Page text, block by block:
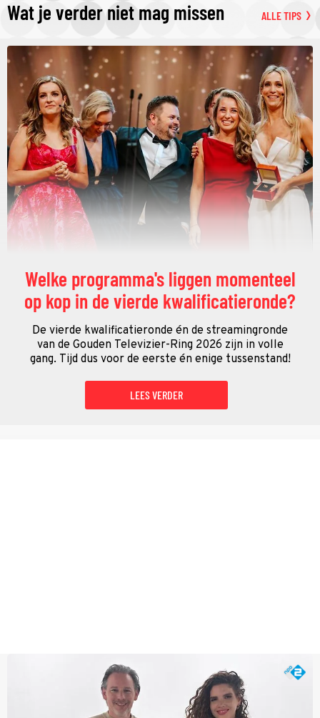
Wat je verder niet mag missen ALLE TIPS
Welke programma's liggen momenteel
op kop in de vierde kwalificatieronde?
De vierde kwalificatieronde én de streamingronde
van de Gouden Televizier-Ring 2026 zijn in volle
gang. Tijd dus voor de eerste én enige tussenstand!
LEES VERDER